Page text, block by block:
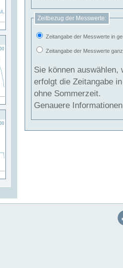
Zeitbezug der Messwerte:
Zeitangabe der Messwerte in
Zeitangabe der Messwerte
Sie können auswählen,
erfolgt die Zeitangabe
ohne Sommerzeit.
Genauere